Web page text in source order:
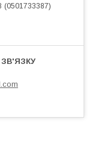
0501733387